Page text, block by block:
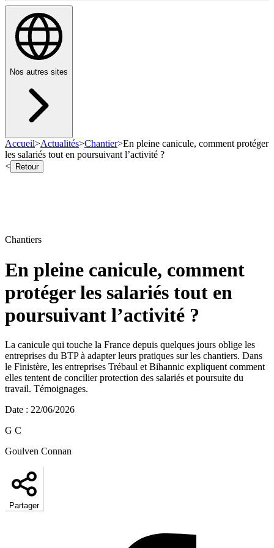
Nos autres sites
Accueil>Actualités>Chantier>En pleine canicule, comment protéger
les salariés tout en poursuivant l’activité ?
<
Retour
Chantiers
En pleine canicule, comment
protéger les salariés tout en
poursuivant l’activité ?
La canicule qui touche la France depuis quelques jours oblige les
entreprises du BTP à adapter leurs pratiques sur les chantiers. Dans
le Finistère, les entreprises Trébaul et Bihannic expliquent comment
elles tentent de concilier protection des salariés et poursuite du
travail. Témoignages.
Date : 22/06/2026
G C
Goulven Connan
Partager